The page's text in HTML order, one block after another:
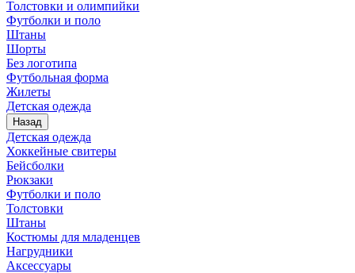
Толстовки и олимпийки
Футболки и поло
Штаны
Шорты
Без логотипа
Футбольная форма
Жилеты
Детская одежда
Назад
Детская одежда
Хоккейные свитеры
Бейсболки
Рюкзаки
Футболки и поло
Толстовки
Штаны
Костюмы для младенцев
Нагрудники
Аксессуары